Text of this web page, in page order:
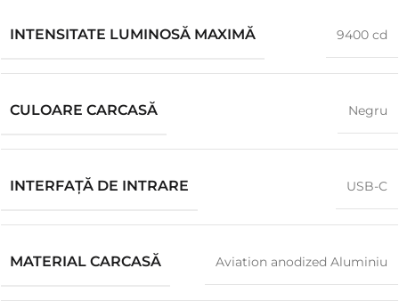
INTENSITATE LUMINOSĂ MAXIMĂ 9400 cd
CULOARE CARCASĂ Negru
INTERFAȚĂ DE INTRARE USB-C
MATERIAL CARCASĂ Aviation anodized Aluminiu